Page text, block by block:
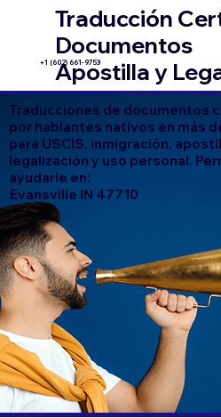
Traducción
Documentos
Apostilla y
+1 (602) 661-9753
Traducciones de documentos
por hablantes nativos en más
para USCIS, inmigración,
legalización y uso personal.
ayudarle en:
Evansville IN 47710